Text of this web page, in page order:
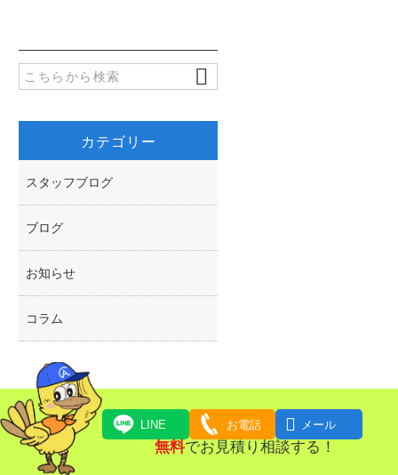
カテゴリー
スタッフブログ
ブログ
お知らせ
コラム
LINE お電話  メール
無料でお見積り相談する！